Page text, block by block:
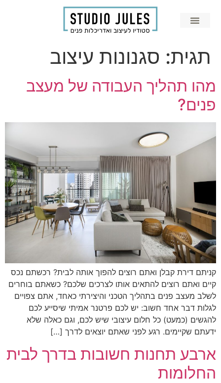
תגית: סגנונות עיצוב
מהו תהליך העבודה של מעצב
פנים?
קניתם דירת קבלן ואתם רוצים להפוך אותה לבית? רכשתם נכס
קיים ואתם רוצים להתאים אותו לצרכים שלכם? כשאתם בוחרים
לשלב מעצב פנים בתהליך הטכני והיצירתי כאחד, אתם צפויים
לגלות דבר אחד חשוב: יש לכם פרטנר אמיתי שיסייע לכם
להגשים (כמעט) כל חלום עיצובי שיש לכם, וגם כאלה שלא
ידעתם שקיימים. רגע לפני שאתם יוצאים לדרך […]
ארבע תחנות חשובות בדרך לבית
החלומות